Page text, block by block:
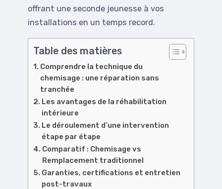
offrant une seconde jeunesse à vos
installations en un temps record.
Table des matières
Comprendre la technique du
chemisage : une réparation sans
tranchée
Les avantages de la réhabilitation
intérieure
Le déroulement d’une intervention
étape par étape
Comparatif : Chemisage vs
Remplacement traditionnel
Garanties, certifications et entretien
post-travaux